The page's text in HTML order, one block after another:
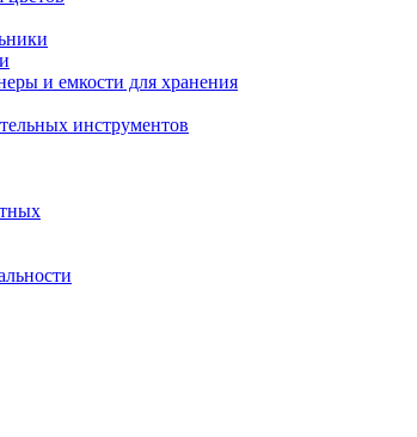
и емкости для хранения
инструментов